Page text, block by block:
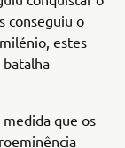
conseguiu o
estes
que os